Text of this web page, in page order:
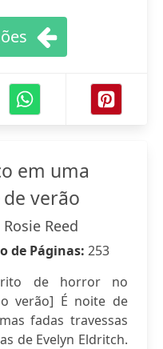
em uma
verão
Rosie Reed
de Páginas: 253
de horror no
verão] É noite de
fadas travessas
de Evelyn Eldritch.